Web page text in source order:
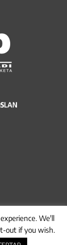
We'll
out if you wish.